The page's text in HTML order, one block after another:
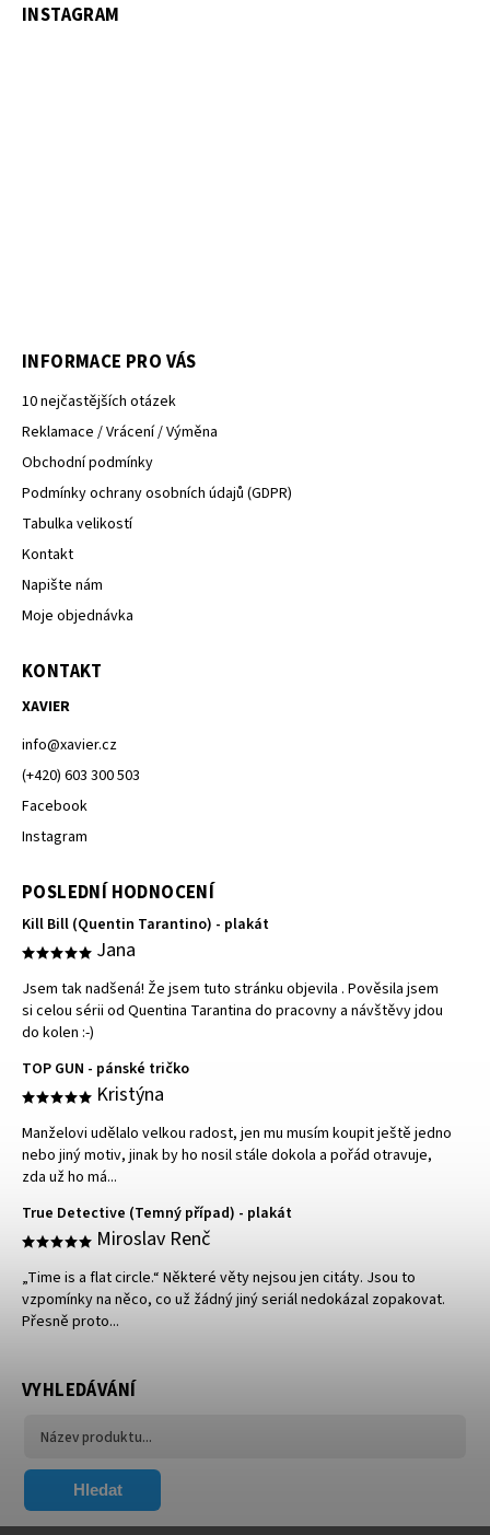
INSTAGRAM
INFORMACE PRO VÁS
10 nejčastějších otázek
Reklamace / Vrácení / Výměna
Obchodní podmínky
Podmínky ochrany osobních údajů (GDPR)
Tabulka velikostí
Kontakt
Napište nám
Moje objednávka
KONTAKT
XAVIER
info@xavier.cz
(+420) 603 300 503
Facebook
Instagram
POSLEDNÍ HODNOCENÍ
Kill Bill (Quentin Tarantino) - plakát
Jana
Jsem tak nadšená! Že jsem tuto stránku objevila . Pověsila jsem
si celou sérii od Quentina Tarantina do pracovny a návštěvy jdou
do kolen :-)
TOP GUN - pánské tričko
Kristýna
Manželovi udělalo velkou radost, jen mu musím koupit ještě jedno
nebo jiný motiv, jinak by ho nosil stále dokola a pořád otravuje,
zda už ho má...
True Detective (Temný případ) - plakát
Miroslav Renč
„Time is a flat circle.“ Některé věty nejsou jen citáty. Jsou to
vzpomínky na něco, co už žádný jiný seriál nedokázal zopakovat.
Přesně proto...
VYHLEDÁVÁNÍ
Hledat